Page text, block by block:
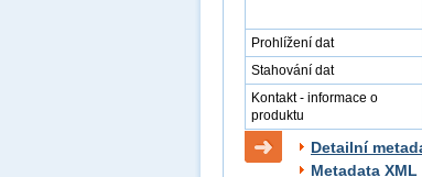
Prohlížení dat
Stahování dat
Kontakt - informace o
produktu
Detailní
Metadata XML